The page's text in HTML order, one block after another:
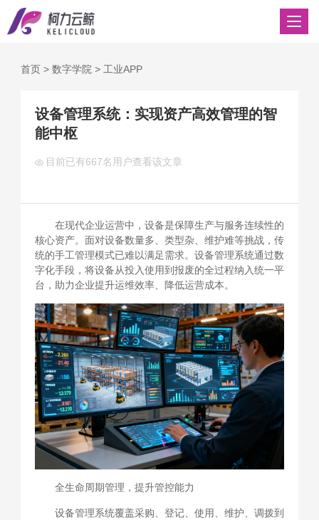
首页> 数字学院 > 工业APP
设备管理系统：实现资产高效管理的智
能中枢
目前已有667名用户查看该文章
在现代企业运营中，设备是保障生产与服务连续性的
核心资产。面对设备数量多、类型杂、维护难等挑战，传
统的手工管理模式已难以满足需求。设备管理系统通过数
字化手段，将设备从投入使用到报废的全过程纳入统一平
台，助力企业提升运维效率、降低运营成本。
全生命周期管理，提升管控能力
设备管理系统覆盖采购、登记、使用、维护、调拨到